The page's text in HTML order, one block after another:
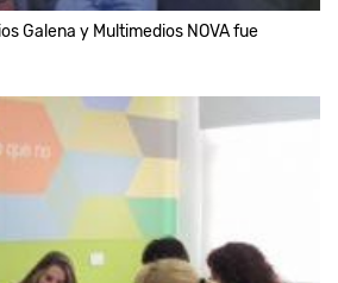
Galena y Multimedios NOVA fue